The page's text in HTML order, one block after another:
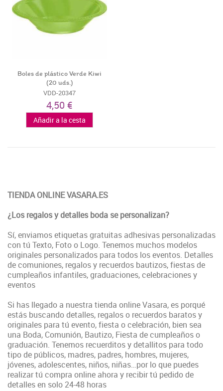
Boles de plástico Verde Kiwi
(20 uds.)
VDD-20347
4,50 €
Añadir a la cesta
TIENDA ONLINE VASARA.ES
¿Los regalos y detalles boda se personalizan?
Sí, enviamos etiquetas gratuitas adhesivas personalizadas
con tú Texto, Foto o Logo. Tenemos muchos modelos
originales personalizados para todos los eventos. Detalles
de comuniones, regalos y recuerdos bautizos, fiestas de
cumpleaños infantiles, graduaciones, celebraciones y
eventos
Si has llegado a nuestra tienda online Vasara, es porqué
estás buscando detalles, regalos o recuerdos baratos y
originales para tú evento, fiesta o celebración, bien sea
una Boda, Comunión, Bautizo, Fiesta de cumpleaños o
graduación. Tenemos recuerditos y detallitos para todo
tipo de públicos, madres, padres, hombres, mujeres,
jóvenes, adolescentes, niños, niñas…por lo que puedes
realizar tú compra online ahora y recibir tú pedido de
detalles en solo 24-48 horas